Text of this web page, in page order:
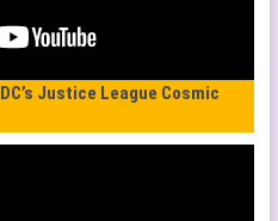
DC’s Justice League Cosmic